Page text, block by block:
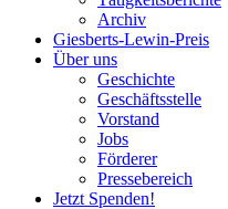
Archiv
Giesberts-Lewin-Preis
Über uns
Geschichte
Geschäftsstelle
Vorstand
Jobs
Förderer
Pressebereich
Jetzt Spenden!